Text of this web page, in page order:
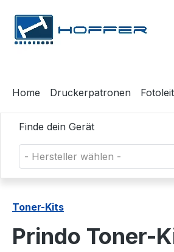
Hauptinhalt springen
Zur Suche springen
Zur Hauptnavigation springen
Home Druckerpatronen
Finde dein Gerät
- Hersteller wählen -
Toner-Kits
Prindo Toner-